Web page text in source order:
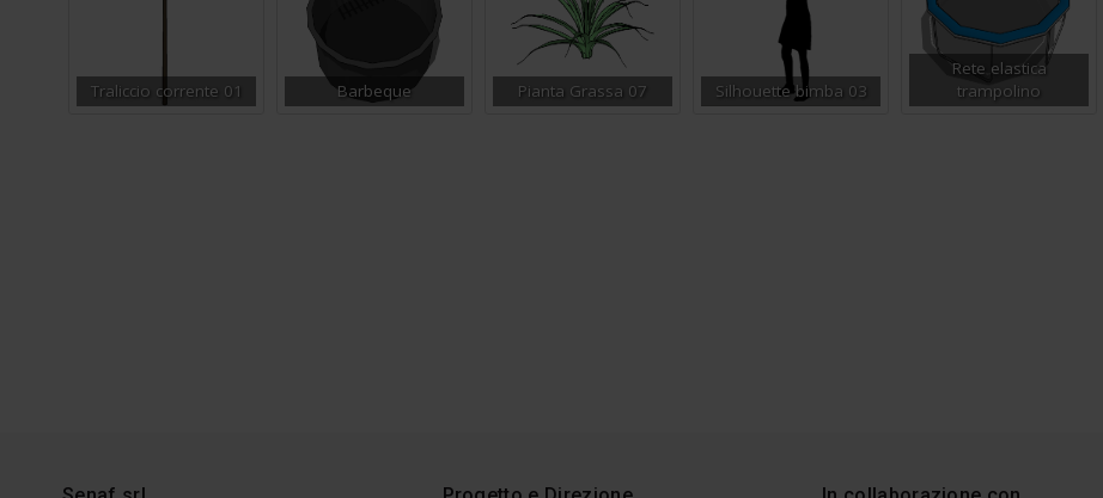
Traliccio corrente 01 Barbeque Pianta Grassa 07 Silhouette bimba 03
Rete elastica
trampolino